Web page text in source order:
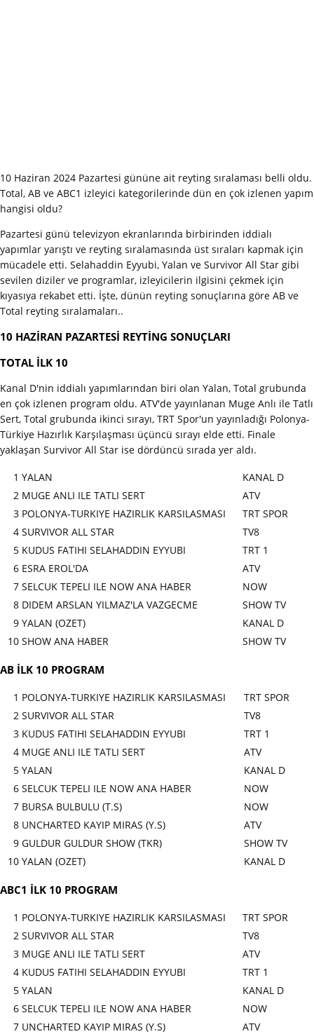
10 Haziran 2024 Pazartesi gününe ait reyting sıralaması belli oldu.
Total, AB ve ABC1 izleyici kategorilerinde dün en çok izlenen yapım
hangisi oldu?
Pazartesi günü televizyon ekranlarında birbirinden iddialı
yapımlar yarıştı ve reyting sıralamasında üst sıraları kapmak için
mücadele etti. Selahaddin Eyyubi, Yalan ve Survivor All Star gibi
sevilen diziler ve programlar, izleyicilerin ilgisini çekmek için
kıyasıya rekabet etti. İşte, dünün reyting sonuçlarına göre AB ve
Total reyting sıralamaları..
10 HAZİRAN PAZARTESİ REYTİNG SONUÇLARI
TOTAL İLK 10
Kanal D'nin iddialı yapımlarından biri olan Yalan, Total grubunda
en çok izlenen program oldu. ATV'de yayınlanan Muge Anlı ile Tatlı
Sert, Total grubunda ikinci sırayı, TRT Spor'un yayınladığı Polonya-
Türkiye Hazırlık Karşılaşması üçüncü sırayı elde etti. Finale
yaklaşan Survivor All Star ise dördüncü sırada yer aldı.
1 YALAN
KANAL D
2 MUGE ANLI ILE TATLI SERT
ATV
3 POLONYA-TURKIYE HAZIRLIK KARSILASMASI
TRT SPOR
4 SURVIVOR ALL STAR
TV8
5 KUDUS FATIHI SELAHADDIN EYYUBI
TRT 1
6 ESRA EROL'DA
ATV
7 SELCUK TEPELI ILE NOW ANA HABER
NOW
8 DIDEM ARSLAN YILMAZ'LA VAZGECME
SHOW TV
9 YALAN (OZET)
KANAL D
10 SHOW ANA HABER SHOW TV
AB İLK 10 PROGRAM
1 POLONYA-TURKIYE HAZIRLIK KARSILASMASI
TRT SPOR
2 SURVIVOR ALL STAR
TV8
3 KUDUS FATIHI SELAHADDIN EYYUBI
TRT 1
4 MUGE ANLI ILE TATLI SERT
ATV
5 YALAN
KANAL D
6 SELCUK TEPELI ILE NOW ANA HABER
NOW
7 BURSA BULBULU (T.S)
NOW
8 UNCHARTED KAYIP MIRAS (Y.S)
ATV
9 GULDUR GULDUR SHOW (TKR)
SHOW TV
10 YALAN (OZET) KANAL D
ABC1 İLK 10 PROGRAM
1 POLONYA-TURKIYE HAZIRLIK KARSILASMASI
TRT SPOR
2 SURVIVOR ALL STAR
TV8
3 MUGE ANLI ILE TATLI SERT
ATV
4 KUDUS FATIHI SELAHADDIN EYYUBI
TRT 1
5 YALAN
KANAL D
6 SELCUK TEPELI ILE NOW ANA HABER
NOW
7 UNCHARTED KAYIP MIRAS (Y.S)
ATV